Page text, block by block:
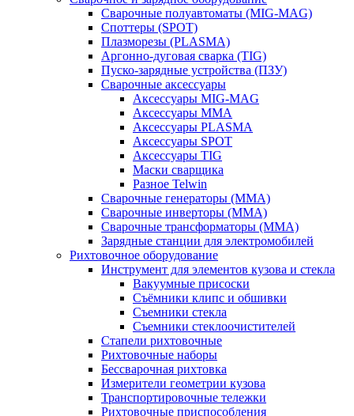
Сварочные полуавтоматы (MIG-MAG)
Споттеры (SPOT)
Плазморезы (PLASMA)
Аргонно-дуговая сварка (TIG)
Пуско-зарядные устройства (ПЗУ)
Сварочные аксессуары
Аксессуары MIG-MAG
Аксессуары MMA
Аксессуары PLASMA
Аксессуары SPOT
Аксессуары TIG
Маски сварщика
Разное Telwin
Сварочные генераторы (MMA)
Сварочные инверторы (MMA)
Сварочные трансформаторы (MMA)
Зарядные станции для электромобилей
Рихтовочное оборудование
Инструмент для элементов кузова и стекла
Вакуумные присоски
Съёмники клипс и обшивки
Съемники стекла
Съемники стеклоочистителей
Стапели рихтовочные
Рихтовочные наборы
Бессварочная рихтовка
Измерители геометрии кузова
Транспортировочные тележки
Рихтовочные приспособления